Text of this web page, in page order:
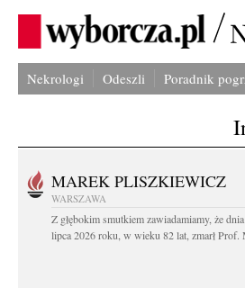
Nekrologi Odeszli Poradnik
MAREK PLISZKIEWICZ
WARSZAWA
Z głębokim smutkiem zawiadamiamy, że
lipca 2026 roku, w wieku 82 lat, zmarł Prof.